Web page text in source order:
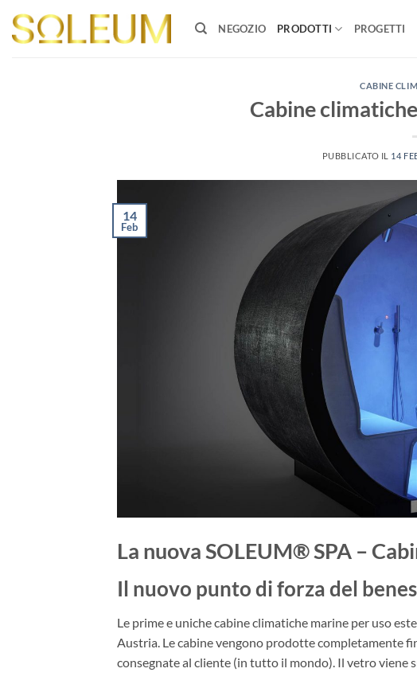
contenuti
NEGOZIO PRODOTTI PROGETTI
CABINE
Cabine
PUBBLICATO IL 14
14
Feb
La nuova SOLEUM® SPA –
Il nuovo punto di forza del
Le prime e uniche cabine climatiche marine per uso
Austria. Le cabine vengono prodotte completamente
consegnate al cliente (in tutto il mondo). Il vetro viene